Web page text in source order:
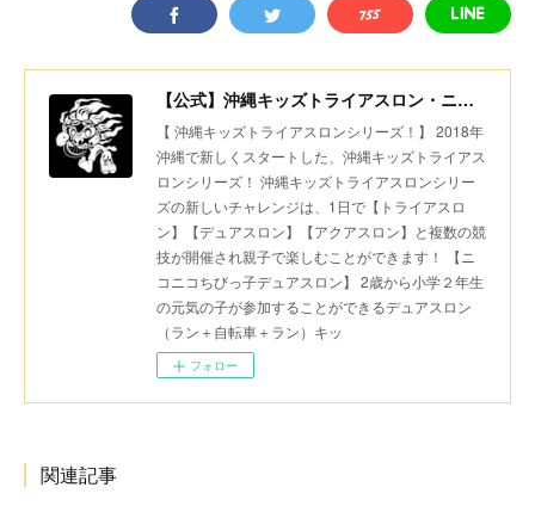
【公式】沖縄キッズトライアスロン・ニコニコちびっ子デュアスロン・美ら島スポーツ
【 沖縄キッズトライアスロンシリーズ！】 2018年
沖縄で新しくスタートした、沖縄キッズトライアス
ロンシリーズ！ 沖縄キッズトライアスロンシリー
ズの新しいチャレンジは、1日で【トライアスロ
ン】【デュアスロン】【アクアスロン】と複数の競
技が開催され親子で楽しむことができます！ 【ニ
コニコちびっ子デュアスロン】 2歳から小学２年生
の元気の子が参加することができるデュアスロン
（ラン＋自転車＋ラン）キッ
フォロー
関連記事